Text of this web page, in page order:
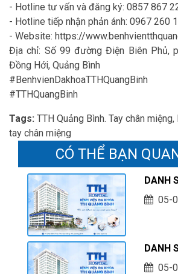
- Hotline tư vấn và đăng ký: 0857 867
- Hotline tiếp nhận phản ánh: 0967 260
- Website: https://
Địa chỉ: Số 99 đường Điện Biên Phủ,
Đồng Hới, Quảng Bình
#BenhvienDakhoaTTHQuangBinh
#TTHQuangBinh
Tags: TTH Quảng Bình. Tay chân
tay chân miệng
CÓ THỂ BẠN
DANH
HOÀN
05-
DANH
THỰC
05-